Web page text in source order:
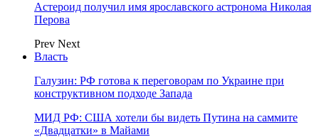
Астероид получил имя ярославского астронома Николая
Перова
Prev Next
Власть
Галузин: РФ готова к переговорам по Украине при
конструктивном подходе Запада
МИД РФ: США хотели бы видеть Путина на саммите
«Двадцатки» в Майами